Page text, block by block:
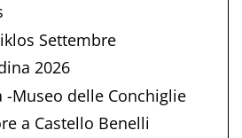
Settembre
2026
-Museo delle Conchiglie
a Castello Benelli